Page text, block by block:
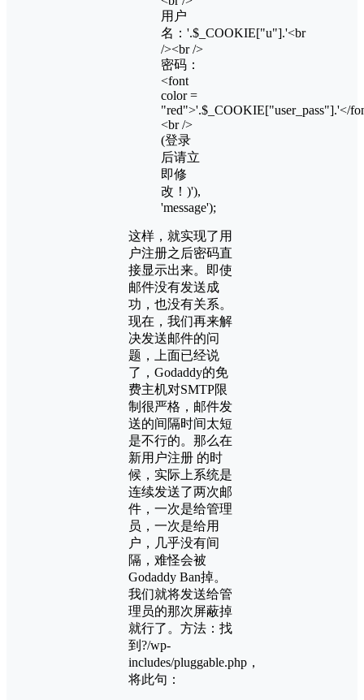
用户
名：'.$_COOKIE["u"].'<br
/><br />
密码：
<font
color =
"red">'.$_COOKIE["user_pass"].'</
<br />
(登录
后请立
即修
改！)'),
'message');
这样，就实现了用
户注册之后密码直
接显示出来。即使
邮件没有发送成
功，也没有关系。
现在，我们再来解
决发送邮件的问
题，上面已经说
了，Godaddy的免
费主机对SMTP限
制很严格，邮件发
送的间隔时间太短
是不行的。那么在
新用户注册 的时
候，实际上系统是
连续发送了两次邮
件，一次是给管理
员，一次是给用
户，几乎没有间
隔，难怪会被
Godaddy Ban掉。
我们就将发送给管
理员的那次屏蔽掉
就行了。方法：找
到?/wp-
includes/pluggable.php，
将此句：